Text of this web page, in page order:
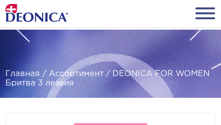
Главная /Ассортимент / DEONICA FOR WOMEN
Бритва 3 лезвия